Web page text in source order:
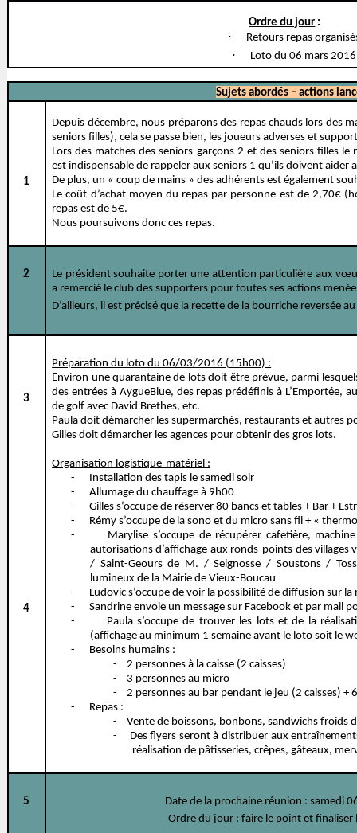
Ordre du jour :
· Retours repas
· Loto du 06 mars 2016
Sujets abordés – actions
1
Depuis décembre, nous préparons des repas chauds lors des
seniors filles), cela se passe bien, les joueurs adverses et
Lors des matches des seniors garçons 2 et des seniors filles
est indispensable de rappeler aux seniors 1 qu’ils doivent
De plus, un « coup de mains » des adhérents est également
Le coût d’achat moyen du repas par personne est de 2,70€
repas est de 5€.
Nous poursuivons donc ces repas.
2
Le président souhaite porter une attention particulière aux
a remercié le club des supporters pour toutes ses actions
D’ailleurs, il est précisé que la recette de la bourriche reversée
3
4
Préparation du loto du 06/03/2016 (15h00) :
Environ une quarantaine de lots doit être prévue, parmi
des entrées à AygueBlue, des repas prédéfinis à L’Emportée,
de golf avec David Brethes, etc.
Paula doit démarcher les supermarchés, restaurants et autres
Gilles doit démarcher les agences pour obtenir des gros lots.
Organisation logistique-matériel :
-
Installation des tapis le samedi soir
-
Allumage du chauffage à 9h00
-
Gilles s’occupe de réserver 80 bancs et tables + Bar +
-
Rémy s’occupe de la sono et du micro sans fil + «
-
Marylise s’occupe de récupérer cafetière,
autorisations d’affichage aux ronds-points des
/ Saint-Geours de M. / Seignosse / Soustons /
lumineux de la Mairie de Vieux-Boucau
-
Ludovic s’occupe de voir la possibilité de diffusion sur
-
Sandrine envoie un message sur Facebook et par mail
-
Paula s’occupe de trouver les lots et de la
(affichage au minimum 1 semaine avant le loto soit le
-
Besoins humains :
-
2 personnes à la caisse (2 caisses)
-
3 personnes au micro
-
2 personnes au bar pendant le jeu (2 caisses) +
-
Repas :
-
Vente de boissons, bonbons, sandwichs froids
-
Des flyers seront à distribuer aux
réalisation de pâtisseries, crêpes, gâteaux,
5
Date de la prochaine réunion : samedi
Ordre du jour : faire le point et finaliser